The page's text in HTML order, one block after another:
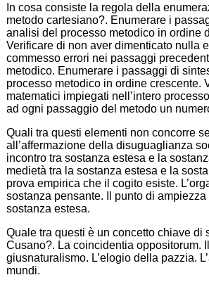
In cosa consiste la regola della
metodo cartesiano?. Enumerare i
analisi del processo metodico in ordine
Verificare di non aver dimenticato nulla
commesso errori nei passaggi
metodico. Enumerare i passaggi di
processo metodico in ordine crescente.
matematici impiegati nell’intero
ad ogni passaggio del metodo un
Quali tra questi elementi non concorre
all’affermazione della disuguaglianza
incontro tra sostanza estesa e la
medietà tra la sostanza estesa e la
prova empirica che il cogito esiste.
sostanza pensante. Il punto di
sostanza estesa.
Quale tra questi è un concetto chiave di
Cusano?. La coincidentia oppositorum. Il
giusnaturalismo. L’elogio della pazzia.
mundi.